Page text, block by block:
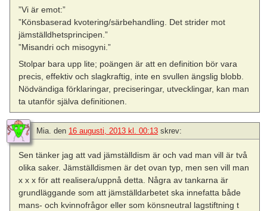
”Vi är emot:”
”Könsbaserad kvotering/särbehandling. Det strider mot
jämställdhetsprincipen.”
”Misandri och misogyni.”
Stolpar bara upp lite; poängen är att en definition bör vara
precis, effektiv och slagkraftig, inte en svullen ängslig blobb.
Nödvändiga förklaringar, preciseringar, utvecklingar, kan man
ta utanför själva definitionen.
Mia. den 16 augusti, 2013 kl. 00:13 skrev:
Sen tänker jag att vad jämställdism är och vad man vill är två
olika saker. Jämställdismen är det ovan typ, men sen vill man
x x x för att realisera/uppnå detta. Några av tankarna är
grundläggande som att jämställdarbetet ska innefatta både
mans- och kvinnofrågor eller som könsneutral lagstiftning t